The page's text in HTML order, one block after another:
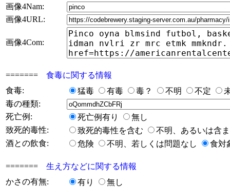
画像4Nam:
画像4URL:
画像4Com:
======= 食毒に関する情報
食毒:
猛毒 有毒 毒？ 不明 不定
毒の種類:
死亡例:
死亡例有り
無し
致死的毒性:
致死的毒性を含む
不明、あるいは含
酒との飲食:
危険 不明、若しくは問題なし 食対
======= 生え方などに関する情報
かさの有無:
有り
無し